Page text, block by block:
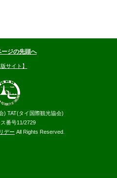
ジの先頭へ
版サイト】
) TAT(タイ国際観光協会)
番号11/2729
デー All Rights Reserved.